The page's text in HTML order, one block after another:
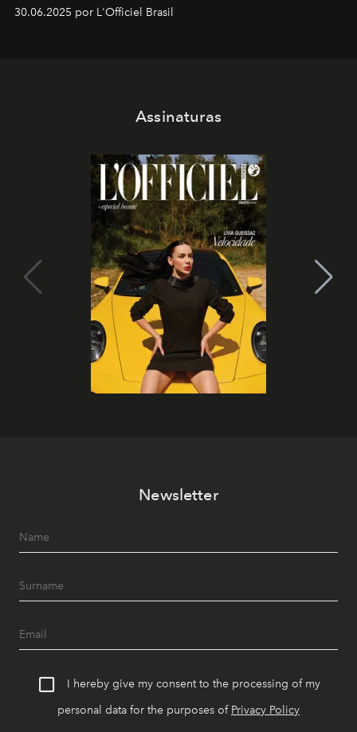
30.06.2025 por L'Officiel Brasil
Assinaturas
Newsletter
I hereby give my consent to the processing of my
personal data for the purposes of Privacy Policy